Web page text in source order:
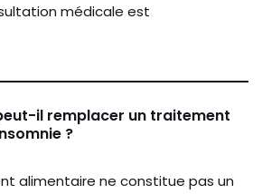
médicale est
il remplacer un traitement
?
alimentaire ne constitue pas un